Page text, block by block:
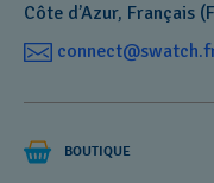
Côte d’Azur, Français
BOUTIQUE